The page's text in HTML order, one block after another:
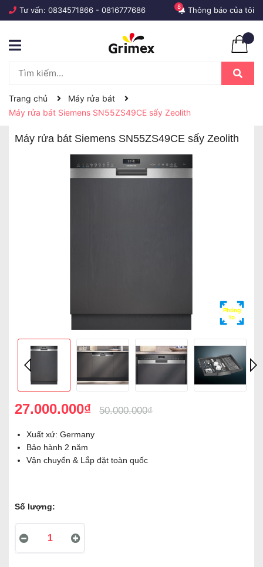
Tư vấn: 0834571866 - 0816777686 Thông báo của tôi
8
Trang chủ
Máy rửa bát
Máy rửa bát Siemens SN55ZS49CE sấy Zeolith
Máy rửa bát Siemens SN55ZS49CE sấy Zeolith
Phóng
to
27.000.000₫ 50.000.000₫
Xuất xứ: Germany
Bảo hành 2 năm
Vận chuyển & Lắp đặt toàn quốc
Số lượng: